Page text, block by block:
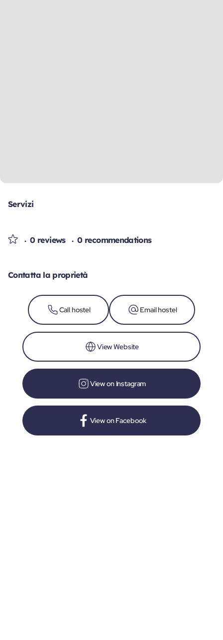
Servizi
0 reviews 0 recommendations
Contatta la proprietà
Call hostel Email hostel
View Website
View on Instagram
View on Facebook